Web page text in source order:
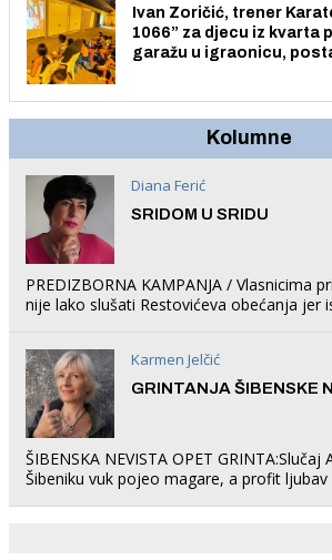
Ivan Zoričić, trener
1066” za djecu iz kvarta
garažu u igraonicu,
Kolumne
Diana Ferić
SRIDOM U SRIDU
PREDIZBORNA KAMPANJA / Vlasnicima
nije lako slušati Restovićeva obećanja jer
Karmen Jelčić
GRINTANJA ŠIBENSKE
ŠIBENSKA NEVISTA OPET GRINTA:Slučaj
Šibeniku vuk pojeo magare, a profit